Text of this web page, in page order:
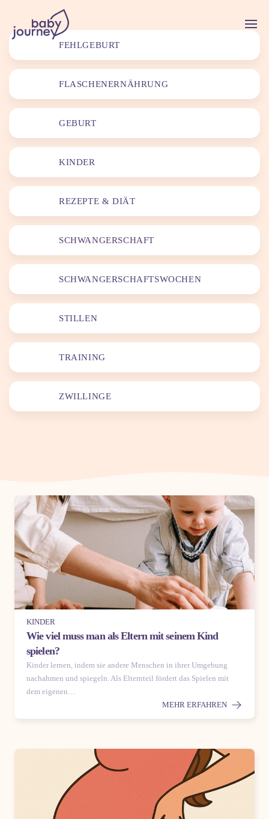
FEHLGEBURT
FLASCHENERNÄHRUNG
GEBURT
KINDER
REZEPTE & DIÄT
SCHWANGERSCHAFT
SCHWANGERSCHAFTSWOCHEN
STILLEN
TRAINING
ZWILLINGE
KINDER
Wie viel muss man als Eltern mit seinem Kind
spielen?
Kinder lernen, indem sie andere Menschen in ihrer Umgebung
nachahmen und spiegeln. Als Elternteil fördert das Spielen mit
dem eigenen…
MEHR ERFAHREN